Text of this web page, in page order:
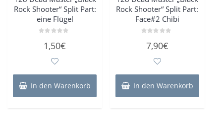
Rock Shooter“ Split Part:
eine Flügel
mit1,50€
In den Warenkorb
Rock Shooter“ Split Part:
Face#2 Chibi
mit
7,90€
In den Warenkorb